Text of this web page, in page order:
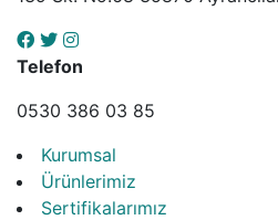
Telefon
0530 386 03 85
Kurumsal
Ürünlerimiz
Sertifikalarımız